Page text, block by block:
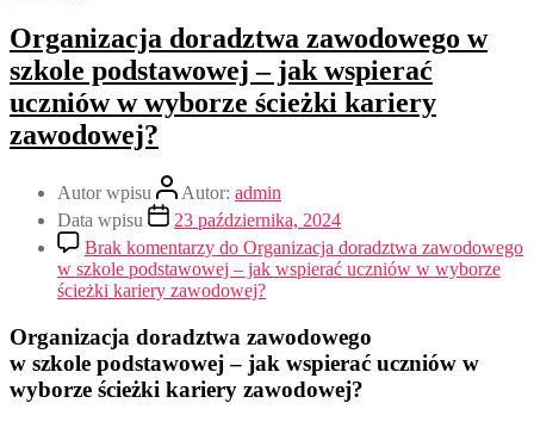
Organizacja doradztwa zawodowego w
szkole podstawowej – jak wspierać
uczniów w wyborze ścieżki kariery
zawodowej?
Autor wpisu Autor: admin
Data wpisu
23 października, 2024
Brak komentarzy do Organizacja doradztwa zawodowego
w szkole podstawowej – jak wspierać uczniów w wyborze
ścieżki kariery zawodowej?
Organizacja doradztwa zawodowego
w szkole podstawowej – jak wspierać uczniów w
wyborze ścieżki kariery zawodowej?